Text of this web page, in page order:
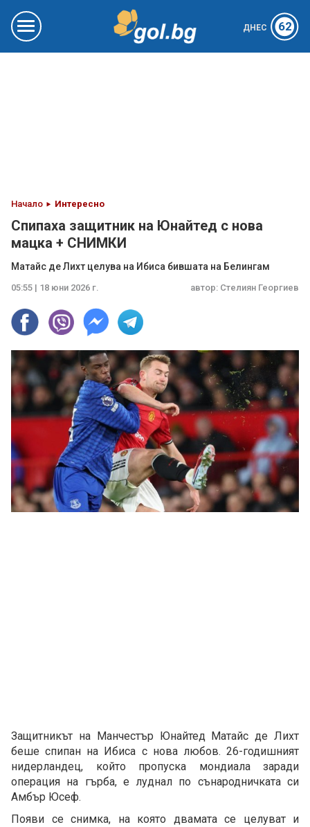
ДНЕС 62
Начало Интересно
Спипаха защитник на Юнайтед с нова
мацка + СНИМКИ
Матайс де Лихт целува на Ибиса бившата на Белингам
05:55 | 18 юни 2026 г. автор: Стелиян Георгиев
Защитникът на Манчестър Юнайтед Матайс де Лихт
беше спипан на Ибиса с нова любов. 26-годишният
нидерландец, който пропуска мондиала заради
операция на гърба, е луднал по сънародничката си
Амбър Юсеф.
Появи се снимка, на която двамата се целуват и